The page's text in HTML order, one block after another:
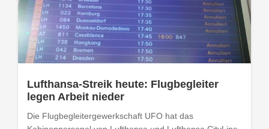
Lufthansa-Streik heute: Flugbegleiter
legen Arbeit nieder
Die Flugbegleitergewerkschaft UFO hat das